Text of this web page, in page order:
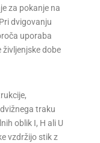
za pokanje na
dvigovanju
uporaba
dobe
traku
oblik I, H ali U
vzdržijo stik z